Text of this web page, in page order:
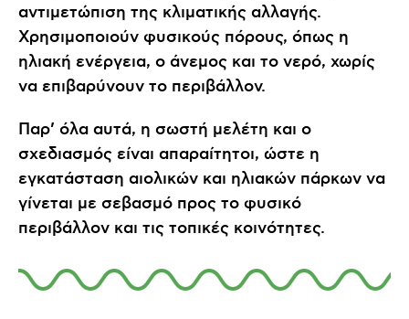
αντιμετώπιση της κλιματικής αλλαγής.
Χρησιμοποιούν φυσικούς πόρους, όπως η
ηλιακή ενέργεια, ο άνεμος και το νερό, χωρίς
να επιβαρύνουν το περιβάλλον.
Παρ’ όλα αυτά, η σωστή μελέτη και ο
σχεδιασμός είναι απαραίτητοι, ώστε η
εγκατάσταση αιολικών και ηλιακών πάρκων να
γίνεται με σεβασμό προς το φυσικό
περιβάλλον και τις τοπικές κοινότητες.